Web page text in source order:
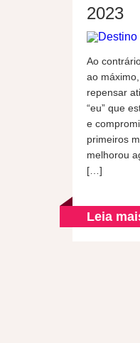
2023
Ao
ao
repensar
“eu” que
e
primeiros
melhorou
[…]
Leia